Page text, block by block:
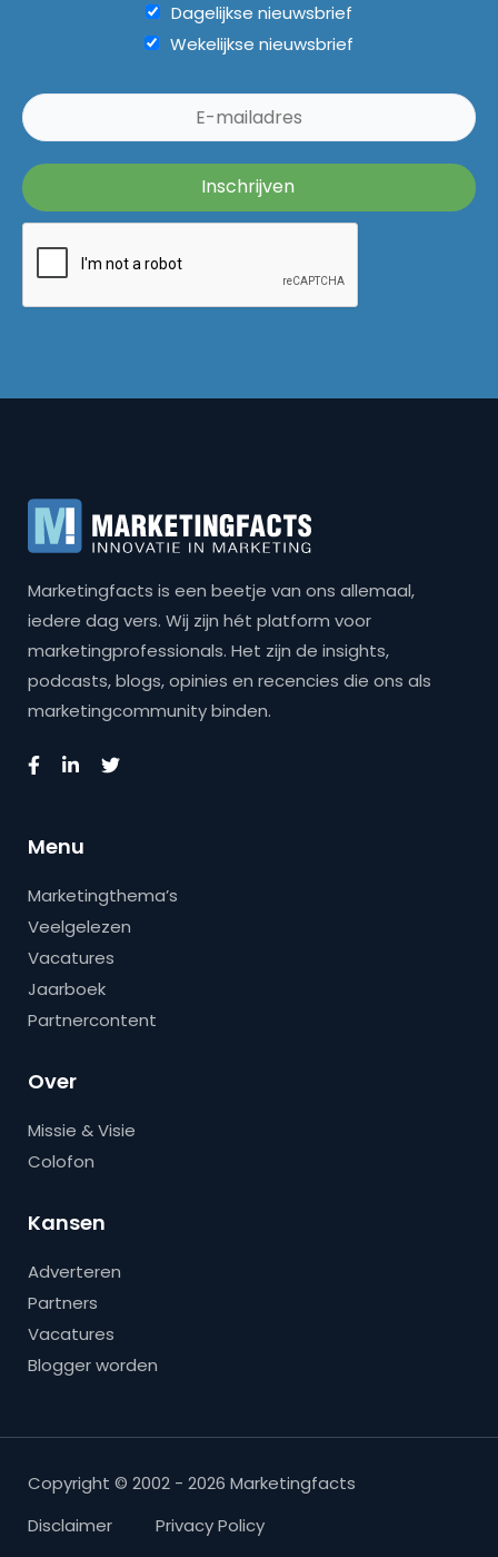
Dagelijkse nieuwsbrief
Wekelijkse nieuwsbrief
Marketingfacts is een beetje van ons allemaal,
iedere dag vers. Wij zijn hét platform voor
marketingprofessionals. Het zijn de insights,
podcasts, blogs, opinies en recencies die ons als
marketingcommunity binden.
Menu
Marketingthema’s
Veelgelezen
Vacatures
Jaarboek
Partnercontent
Over
Missie & Visie
Colofon
Kansen
Adverteren
Partners
Vacatures
Blogger worden
Copyright © 2002 - 2026 Marketingfacts
Disclaimer
Privacy Policy